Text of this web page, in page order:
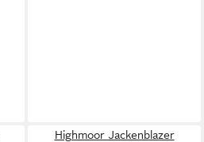
Highmoor Jackenblazer